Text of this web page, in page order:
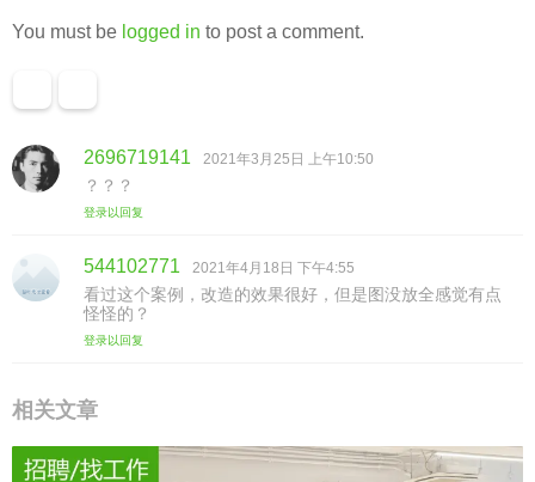
You must be logged in to post a comment.
2696719141 说
2021年3月25日 上午10:50
？？？
登录以回复
544102771 说
道
：
2021年4月18日 下午4:55
看过这个案例，改造的效果很好，但是图没放全感觉有点
怪怪的？
登录以回复
相关文章